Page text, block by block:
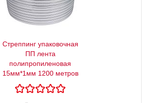
Стреппинг упаковочная
ПП лента
полипропиленовая
15мм*1мм 1200 метров